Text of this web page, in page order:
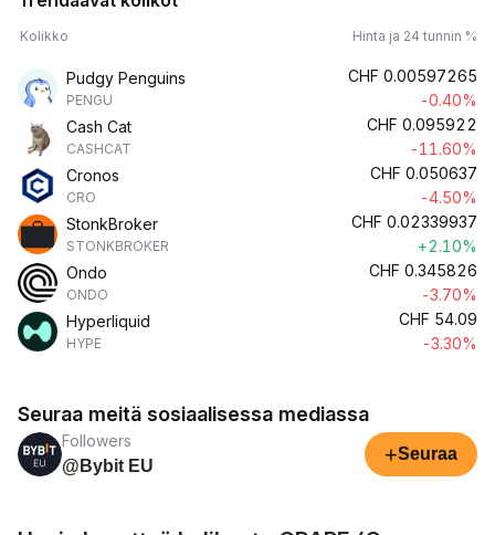
Kolikko Hinta ja 24 tunnin %
Pudgy Penguins
PENGU
CHF 0.00597265
-0.40%
Cash Cat
CASHCAT
CHF 0.095922
-11.60%
Cronos
CRO
CHF 0.050637
-4.50%
StonkBroker
STONKBROKER
CHF 0.02339937
+2.10%
Ondo
ONDO
CHF 0.345826
-3.70%
Hyperliquid
HYPE
CHF 54.09
-3.30%
Seuraa meitä sosiaalisessa mediassa
Followers
@Bybit EU
+Seuraa